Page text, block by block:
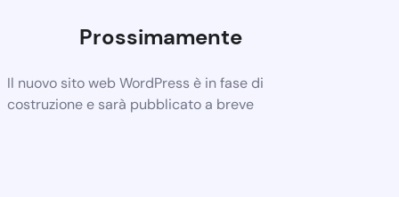
Prossimamente
Il nuovo sito web WordPress è in fase di
costruzione e sarà pubblicato a breve